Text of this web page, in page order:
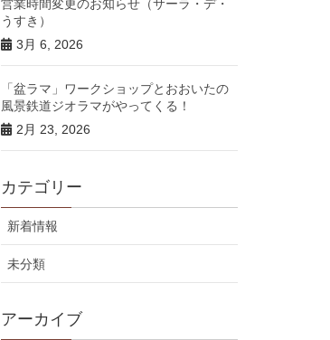
営業時間変更のお知らせ（サーラ・デ・
うすき）
3月 6, 2026
「盆ラマ」ワークショップとおおいたの
風景鉄道ジオラマがやってくる！
2月 23, 2026
カテゴリー
新着情報
未分類
アーカイブ